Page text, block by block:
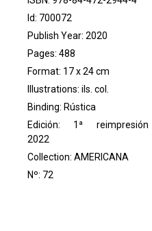
Id: 700072
Publish Year: 2020
Pages: 488
Format: 17 x 24 cm
Illustrations: ils. col.
Binding: Rústica
Edición: 1ª reimpresión
2022
Collection: AMERICANA
Nº: 72